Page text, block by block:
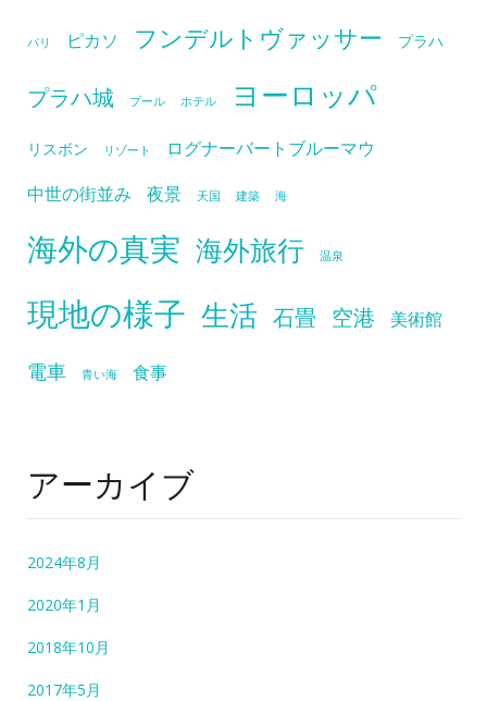
パリ ピカソ フンデルトヴァッサー プラハ
プラハ城 プール ホテル ヨーロッパ
リスボン リゾート
ログナーバートブルーマウ
中世の街並み
夜景 天国 建築 海
海外の真実 海外旅行 温泉
現地の様子 生活 石畳 空港 美術館
電車 青い海 食事
アーカイブ
2024年8月
2020年1月
2018年10月
2017年5月